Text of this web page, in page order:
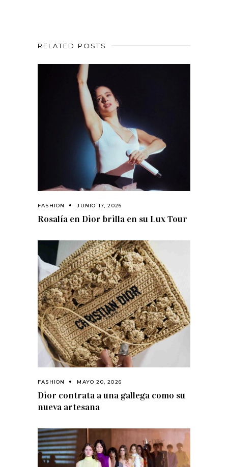
RELATED POSTS
FASHION JUNIO 17, 2026
Rosalía en Dior brilla en su Lux Tour
FASHION MAYO 20, 2026
Dior contrata a una gallega como su
nueva artesana